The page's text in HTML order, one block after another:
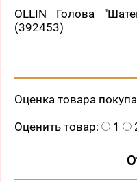
OLLIN Голова
(392453)
Оценка товара
Оценить товар:
1